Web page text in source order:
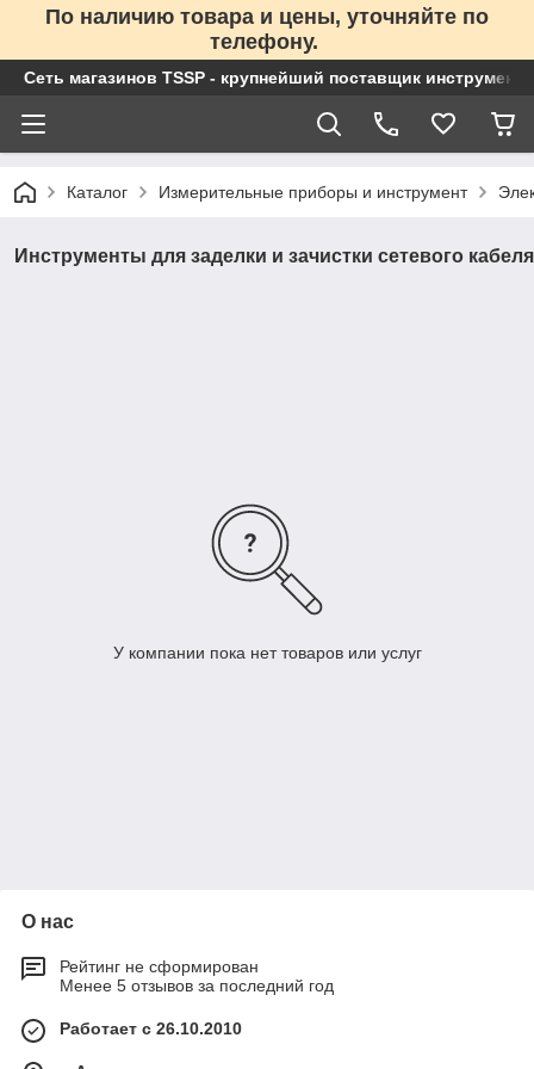
По наличию товара и цены, уточняйте по
телефону.
Сеть магазинов TSSP - крупнейший поставщик
Каталог Измерительные приборы и инструмент
Инструменты для заделки и зачистки сетевого кабеля
У компании пока нет товаров или услуг
О нас
Рейтинг не сформирован
Менее 5 отзывов за последний год
Работает с 26.10.2010